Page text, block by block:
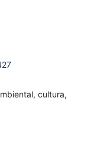
cultura,